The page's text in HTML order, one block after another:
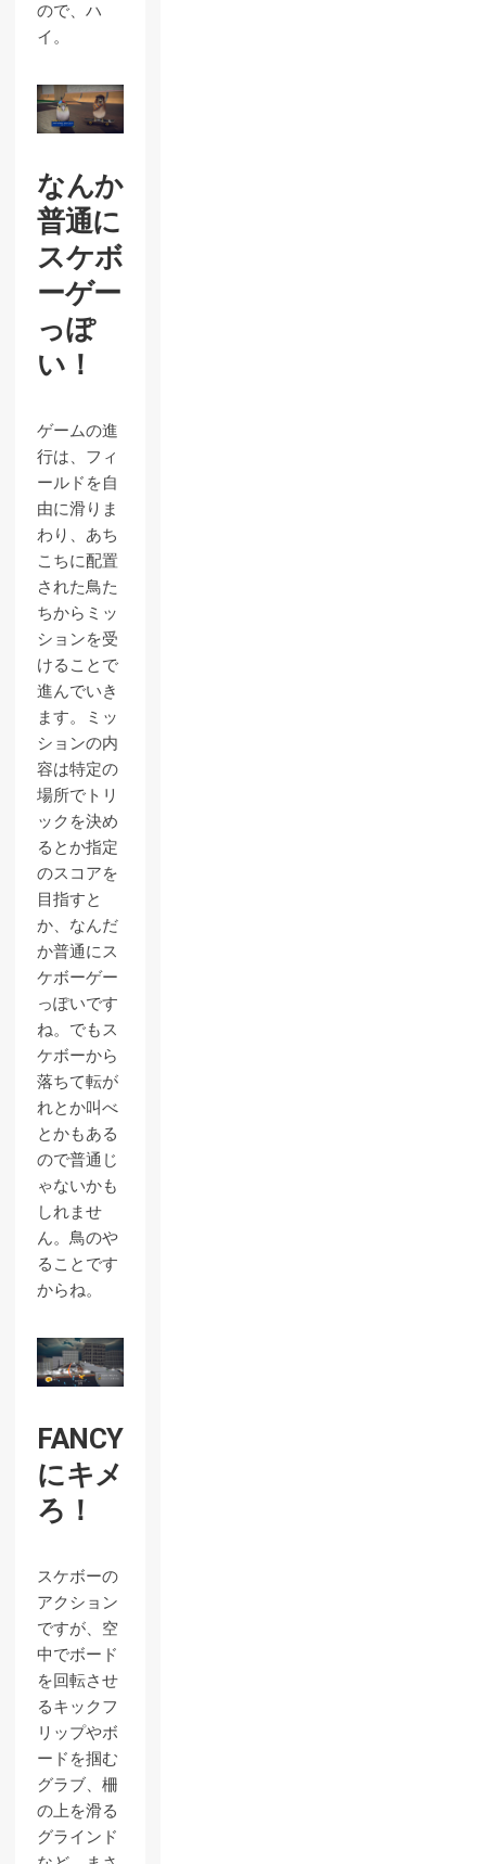
ので、ハ
イ。
なんか
普通に
スケボ
ーゲー
っぽ
い！
ゲームの進
行は、フィ
ールドを自
由に滑りま
わり、あち
こちに配置
された鳥た
ちからミッ
ションを受
けることで
進んでいき
ます。ミッ
ションの内
容は特定の
場所でトリ
ックを決め
るとか指定
のスコアを
目指すと
か、なんだ
か普通にス
ケボーゲー
っぽいです
ね。でもス
ケボーから
落ちて転が
れとか叫べ
とかもある
ので普通じ
ゃないかも
しれませ
ん。鳥のや
ることです
からね。
FANCY
にキメ
ろ！
スケボーの
アクション
ですが、空
中でボード
を回転させ
るキックフ
リップやボ
ードを掴む
グラブ、柵
の上を滑る
グラインド